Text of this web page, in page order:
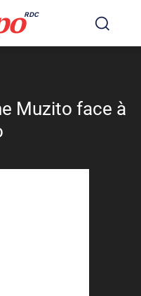
RDC
Muzito face à